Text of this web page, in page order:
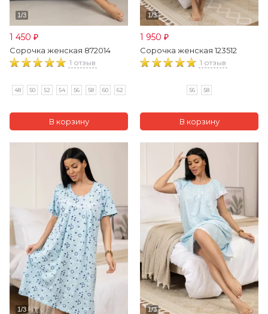
1 450 ₽
Сорочка женская 872014
1 отзыв
48 50 52 54 56 58 60 62
1 950 ₽
Сорочка женская 123512
1 отзыв
56 58